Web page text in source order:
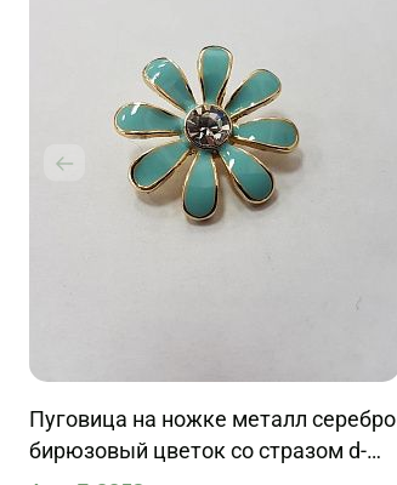
Пуговица на ножке металл серебро
бирюзовый цветок со стразом d-